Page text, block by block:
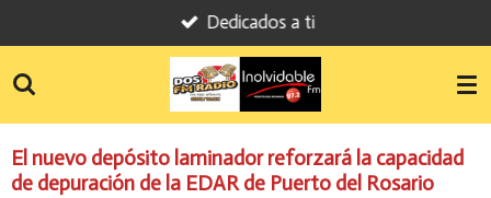
al
contenido
Dedicados a ti
El nuevo depósito laminador reforzará la capacidad
de depuración de la EDAR de Puerto del Rosario